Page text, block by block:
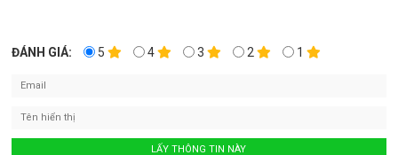
ĐÁNH GIÁ: 5 4 3 2 1